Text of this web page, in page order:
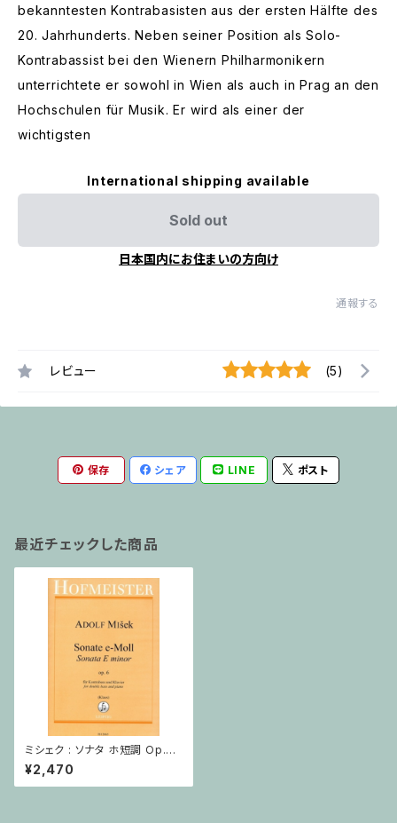
bekanntesten Kontrabasisten aus der ersten Hälfte des
20. Jahrhunderts. Neben seiner Position als Solo-
Kontrabassist bei den Wienern Philharmonikern
unterrichtete er sowohl in Wien als auch in Prag an den
Hochschulen für Musik. Er wird als einer der
wichtigsten
International shipping available
Sold out
日本国内にお住まいの方向け
通報する
レビュー (5)
保存 シェア LINE ポスト
最近チェックした商品
ミシェク : ソナタ ホ短調 Op.6 /
コントラバスとピアノ
¥2,470